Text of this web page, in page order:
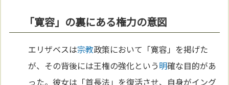
「寛容」の裏にある権力の意図
エリザベスは宗教政策において「寛容」を掲げた
が、その背後には王権の強化という明確な目的があ
った。彼女は「首長法」を復活させ、自身がイング